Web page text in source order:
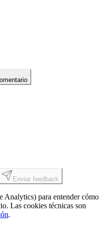
Enviar feedback
Analytics) para entender cómo
Las cookies técnicas son
.